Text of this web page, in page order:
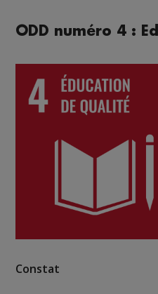
ODD numéro 4 :
Constat